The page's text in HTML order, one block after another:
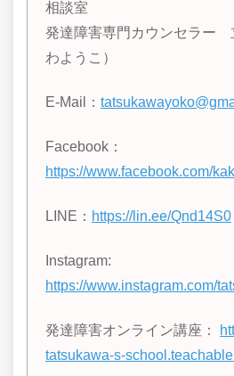
相談室
発達障害専門カウンセラー
わようこ）
E-Mail：
Facebook：
https://www.facebook.com/
LINE ： https://lin.ee/Qnd14S0
Instagram:
https://www.instagram.com/
発達障害オンライン講座：
tatsukawa-s-